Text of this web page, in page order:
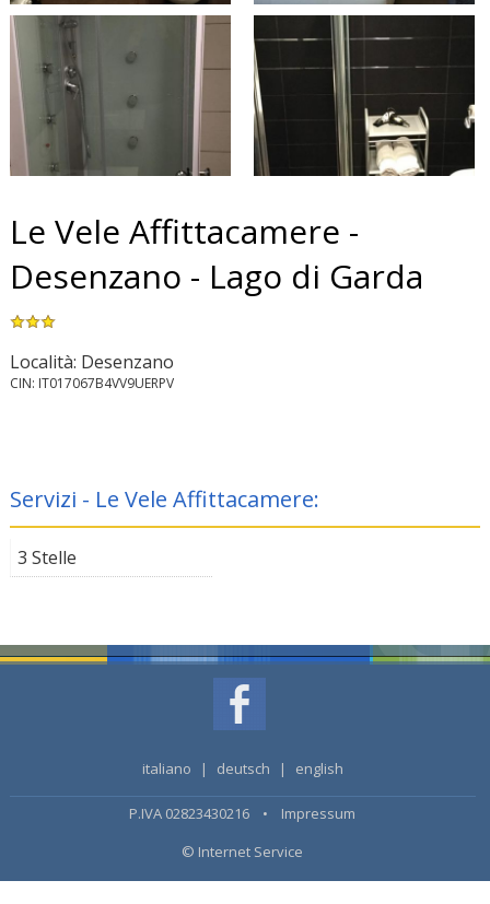
Le Vele Affittacamere -
Desenzano - Lago di Garda
Località: Desenzano
CIN: IT017067B4VV9UERPV
Servizi - Le Vele Affittacamere:
3 Stelle
italiano | deutsch | english
P.IVA 02823430216 • Impressum
© Internet Service